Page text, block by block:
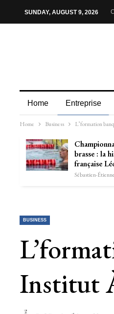
SUNDAY, AUGUST 9, 2026
Home Entreprise
Home Business L’formation
brasse : la
française
BUSINESS
Institut